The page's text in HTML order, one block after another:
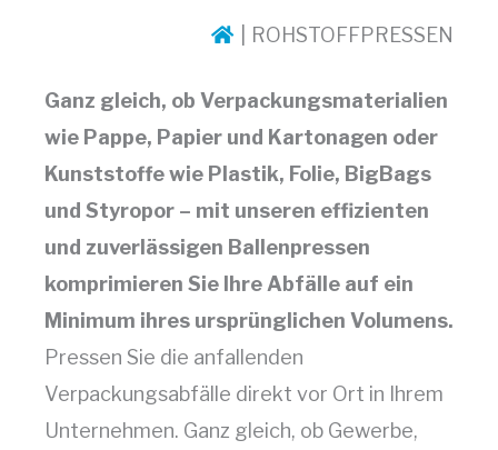
ROHSTOFFPRESSEN
Ganz gleich, ob Verpackungsmaterialien
wie Pappe, Papier und Kartonagen oder
Kunststoffe wie Plastik, Folie, BigBags
und Styropor – mit unseren effizienten
und zuverlässigen Ballenpressen
komprimieren Sie Ihre Abfälle auf ein
Minimum ihres ursprünglichen Volumens.
Pressen Sie die anfallenden
Verpackungsabfälle direkt vor Ort in Ihrem
Unternehmen. Ganz gleich, ob Gewerbe,